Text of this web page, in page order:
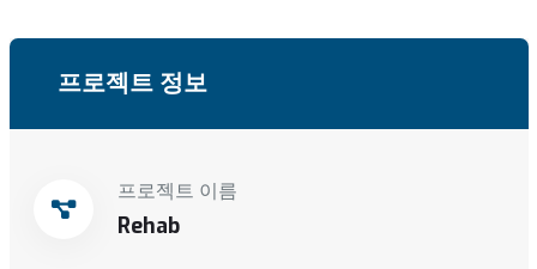
프로젝트 정보
프로젝트 이름
Rehab